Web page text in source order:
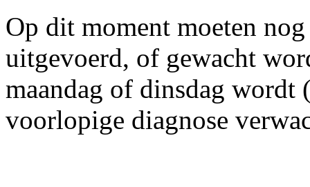
Op dit moment moeten
uitgevoerd, of gewacht
maandag of dinsdag wordt
voorlopige diagnose